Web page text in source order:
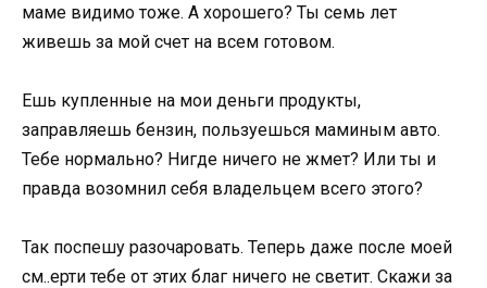
маме видимо тоже. А хорошего? Ты семь лет
живешь за мой счет на всем готовом.
Ешь купленные на мои деньги продукты,
заправляешь бензин, пользуешься маминым авто.
Тебе нормально? Нигде ничего не жмет? Или ты и
правда возомнил себя владельцем всего этого?
Так поспешу разочаровать. Теперь даже после моей
см..ерти тебе от этих благ ничего не светит. Скажи за